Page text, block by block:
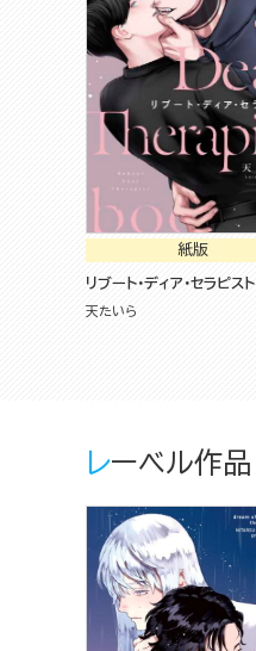
紙版
リブート・ディア・セラピスト
天たいら
レーベル作品